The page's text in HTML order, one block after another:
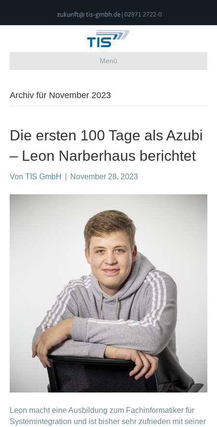
| 02871 2722-0
Menü
Archiv für November 2023
Die ersten 100 Tage als Azubi
– Leon Narberhaus berichtet
Von TIS GmbH November 28, 2023
Leon macht eine Ausbildung zum Fachinformatiker für
Systemintegration und ist bisher sehr zufrieden mit seiner